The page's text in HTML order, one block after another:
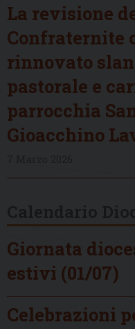
La revisione
Confraternite
rinnovato
pastorale e
parrocchia
Gioacchino
Giornata
estivi (01/07)
Celebrazioni